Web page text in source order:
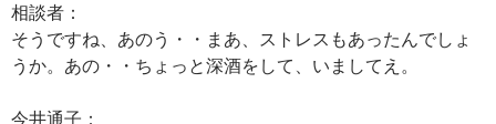
相談者：
そうですね、あのう・・まあ、ストレスもあったんでしょ
うか。あの・・ちょっと深酒をして、いましてえ。
今井通子：